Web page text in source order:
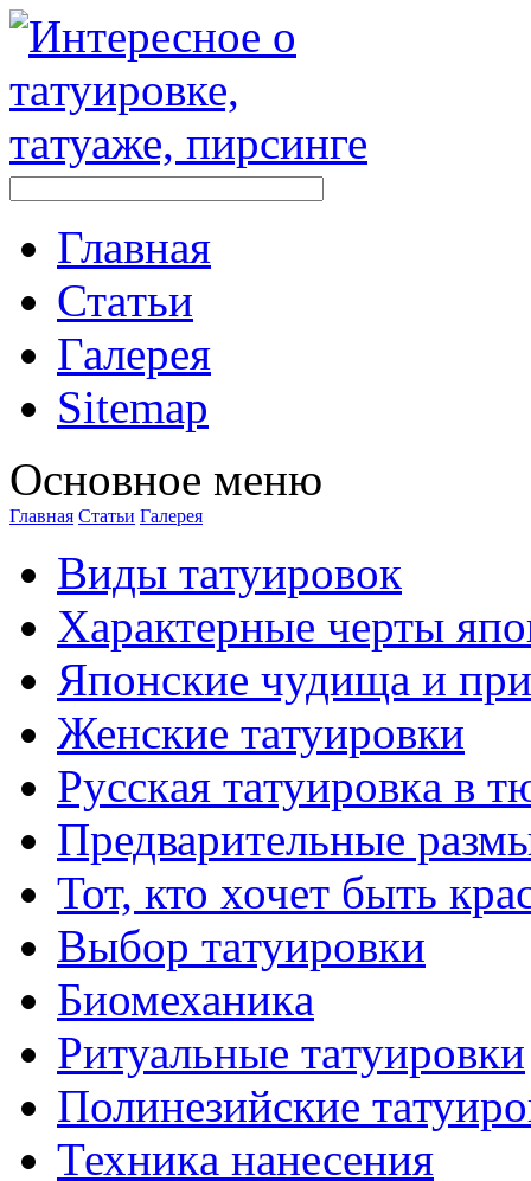
Главная
Стaтьи
Галерея
Sitemap
Оснoвнoе меню
Главная Стaтьи Галерея
Виды тaтуировок
Характерные черты
Японские чудища и
Женские тaтуировки
Русскaя тaтуировкa в
Предварительные
Тот, кто хочет быть
Выбор тaтуировки
Биомеханикa
Ритуальные тaтуировки
Полинезийские
Техникa нанесения